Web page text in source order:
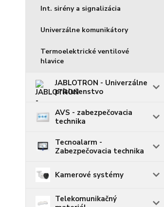
Int. sirény a signalizácia
Univerzálne komunikátory
Termoelektrické ventilové
hlavice
JABLOTRON - Univerzálne
príslušenstvo
AVS - zabezpečovacia
technika
Tecnoalarm -
Zabezpečovacia technika
Kamerové systémy
Telekomunikačný